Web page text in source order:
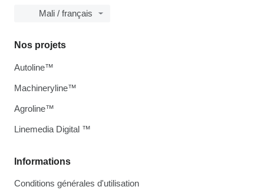
Mali / français
Informations
Conditions générales d'utilisation
Nos projets
Autoline™
Machineryline™
Agroline™
Linemedia Digital ™